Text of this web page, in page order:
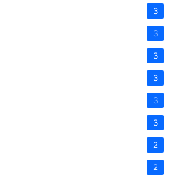
3
3
3
3
3
3
2
2